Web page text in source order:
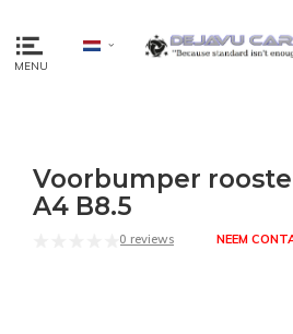
MENU
Voorbumper
A4 B8.5
0 reviews NEEM